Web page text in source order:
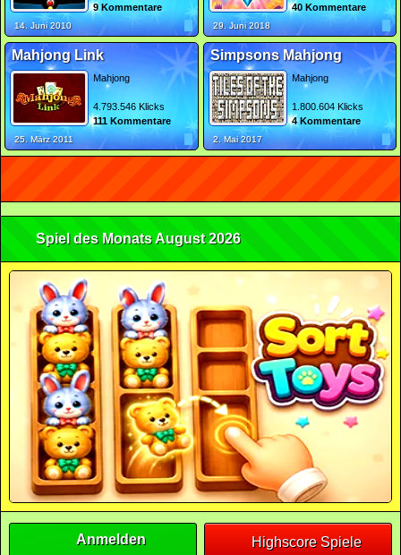
9 Kommentare
14. Juni 2010
40 Kommentare
29. Juni 2018
Mahjong Link
Mahjong
4.793.546 Klicks
111 Kommentare
25. März 2011
Simpsons Mahjong
Mahjong
1.800.604 Klicks
4 Kommentare
2. Mai 2017
Spiel des Monats August 2026
Anmelden Highscore Spiele